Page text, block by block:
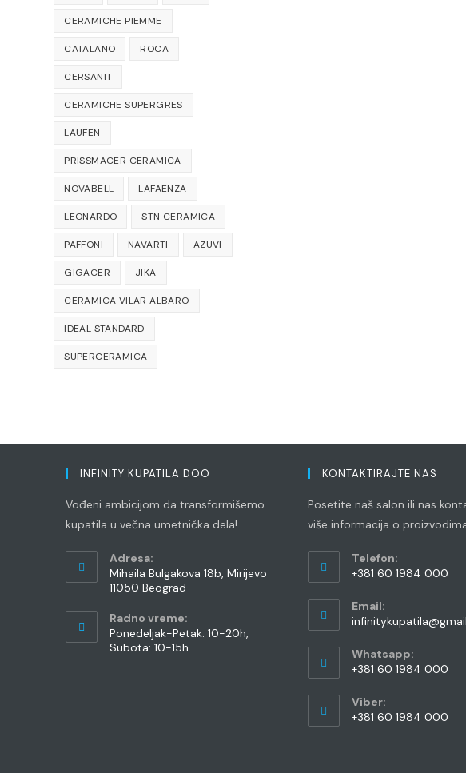
CERAMICHE PIEMME
CATALANO ROCA
CERSANIT
CERAMICHE SUPERGRES
LAUFEN
PRISSMACER CERAMICA
NOVABELL LAFAENZA
LEONARDO STN CERAMICA
PAFFONI NAVARTI AZUVI
GIGACER JIKA
CERAMICA VILAR ALBARO
IDEAL STANDARD
SUPERCERAMICA
INFINITY KUPATILA DOO
Vođeni ambicijom da transformišemo
kupatila u večna umetnička dela!
Adresa:
Mihaila Bulgakova 18b, Mirijevo
11050 Beograd
Radno vreme:
Ponedeljak-Petak: 10-20h,
Subota: 10-15h
KONTAKTIRAJTE NAS
Posetite naš salon ili nas
više informacija o
Telefon:
+381 60 1984 000
in
your
application
Email:
Whatsapp:
+381 60 1984 000
in
your
Viber:
+381 60 1984 000